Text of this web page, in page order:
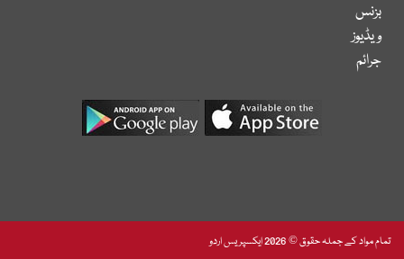
بزنس
ویڈیوز
جرائم
تمام مواد کے جملہ حقوق © 2026 ایکسپریس اردو